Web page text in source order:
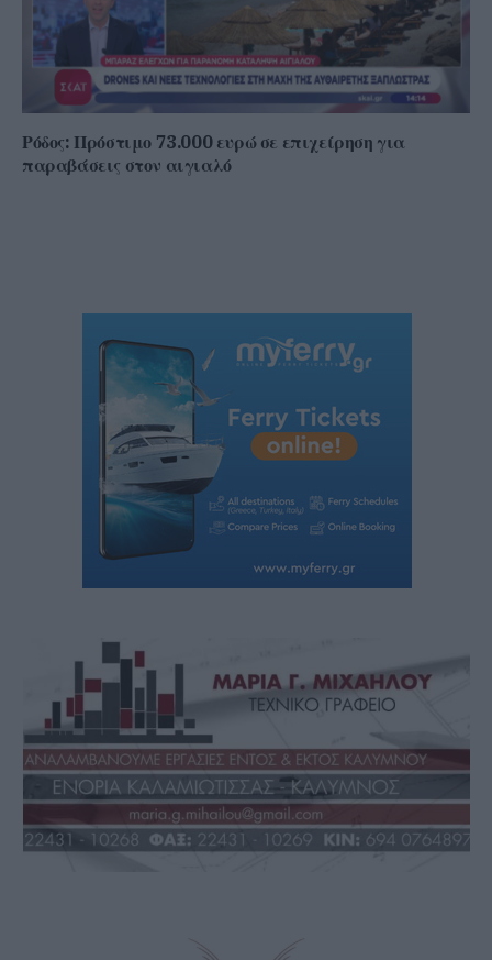
Ρόδος: Πρόστιμο 73.000 ευρώ σε επιχείρηση για
παραβάσεις στον αιγιαλό